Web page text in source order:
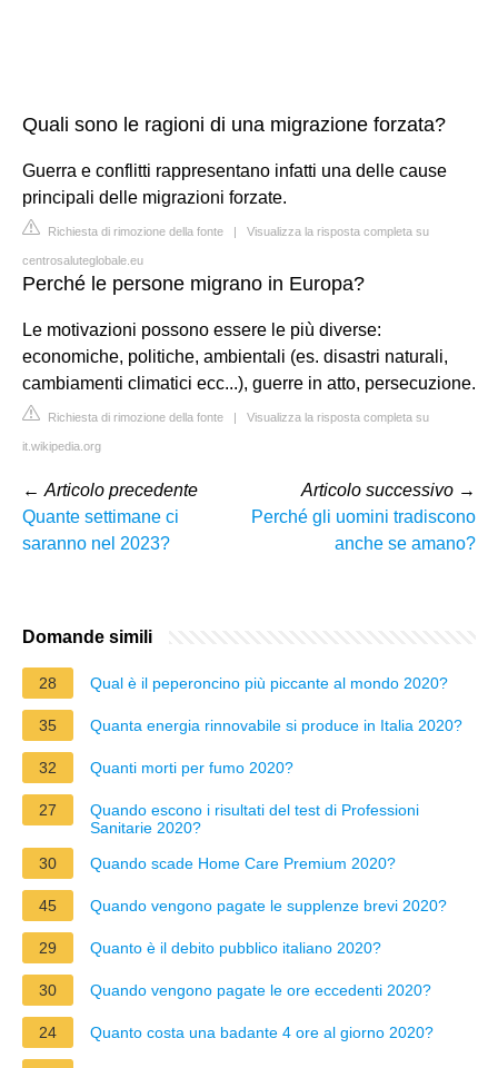
Quali sono le ragioni di una migrazione forzata?
Guerra e conflitti rappresentano infatti una delle cause
principali delle migrazioni forzate.
Richiesta di rimozione della fonte | Visualizza la risposta completa su
centrosaluteglobale.eu
Perché le persone migrano in Europa?
Le motivazioni possono essere le più diverse:
economiche, politiche, ambientali (es. disastri naturali,
cambiamenti climatici ecc...), guerre in atto, persecuzione.
Richiesta di rimozione della fonte | Visualizza la risposta completa su
it.wikipedia.org
← Articolo precedente
Quante settimane ci
saranno nel 2023?
Articolo successivo →
Perché gli uomini tradiscono
anche se amano?
Domande simili
28 Qual è il peperoncino più piccante al mondo 2020?
35 Quanta energia rinnovabile si produce in Italia 2020?
32 Quanti morti per fumo 2020?
27
Quando escono i risultati del test di Professioni
Sanitarie 2020?
30
Quando scade Home Care Premium 2020?
45 Quando vengono pagate le supplenze brevi 2020?
29 Quanto è il debito pubblico italiano 2020?
30 Quando vengono pagate le ore eccedenti 2020?
24 Quanto costa una badante 4 ore al giorno 2020?